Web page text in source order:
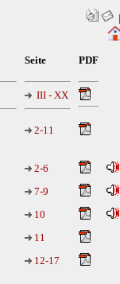
Seite PDF
III - XX
2-11
2-6
7-9
10
11
12-17